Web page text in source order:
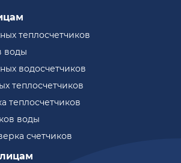
теплосчетчиков
воды
водосчетчиков
теплосчетчиков
теплосчетчиков
воды
счетчиков